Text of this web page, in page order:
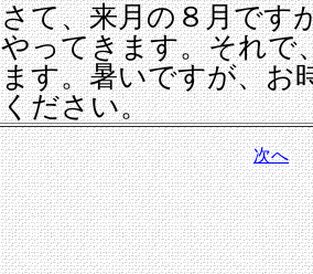
さて、来月の８月です
やってきます。それで
ます。暑いですが、お
ください。
次へ